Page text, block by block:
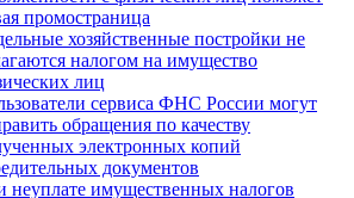
промостраница
хозяйственные постройки не
налогом на имущество
лиц
сервиса ФНС России могут
обращения по качеству
электронных копий
документов
неуплате имущественных налогов